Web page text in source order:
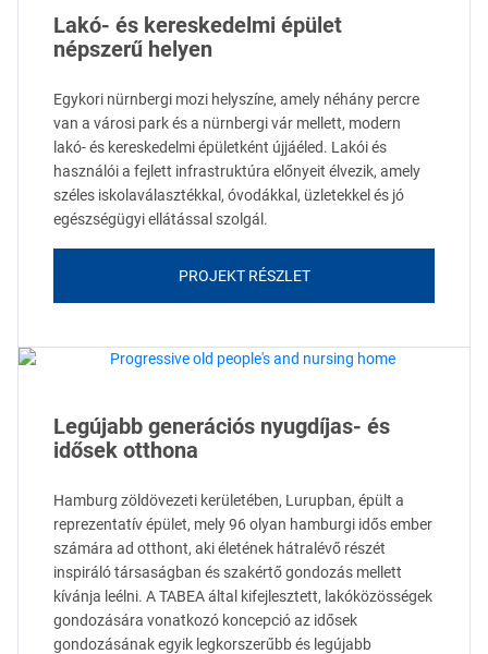
Lakó- és kereskedelmi épület
népszerű helyen
Egykori nürnbergi mozi helyszíne, amely néhány percre
van a városi park és a nürnbergi vár mellett, modern
lakó- és kereskedelmi épületként újjáéled. Lakói és
használói a fejlett infrastruktúra előnyeit élvezik, amely
széles iskolaválasztékkal, óvodákkal, üzletekkel és jó
egészségügyi ellátással szolgál.
PROJEKT RÉSZLET
Legújabb generációs nyugdíjas- és
idősek otthona
Hamburg zöldövezeti kerületében, Lurupban, épült a
reprezentatív épület, mely 96 olyan hamburgi idős ember
számára ad otthont, aki életének hátralévő részét
inspiráló társaságban és szakértő gondozás mellett
kívánja leélni. A TABEA által kifejlesztett, lakóközösségek
gondozására vonatkozó koncepció az idősek
gondozásának egyik legkorszerűbb és legújabb